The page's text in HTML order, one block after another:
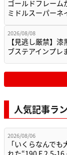
ゴールドフレーム
ミドルスーパー
2026/08/08
【見逃し厳禁】
ブステアインプ
人気記事ラ
2026/08/06
「いくらなんで